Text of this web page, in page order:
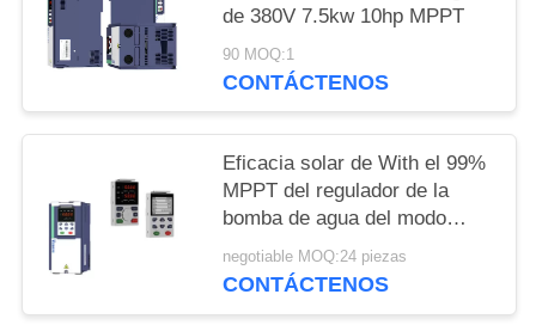
de 380V 7.5kw 10hp MPPT
90 MOQ:1
CONTÁCTENOS
Eficacia solar de With el 99%
MPPT del regulador de la
bomba de agua del modo
especial del PID y de MPPT
negotiable MOQ:24 piezas
CONTÁCTENOS